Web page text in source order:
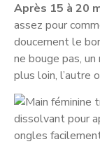
Après 15 à 20
assez pour
doucement le
ne bouge pas,
plus loin, l’autre